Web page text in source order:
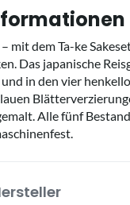
mit dem Ta-ke
Das japanische
in den vier
Alle fünf